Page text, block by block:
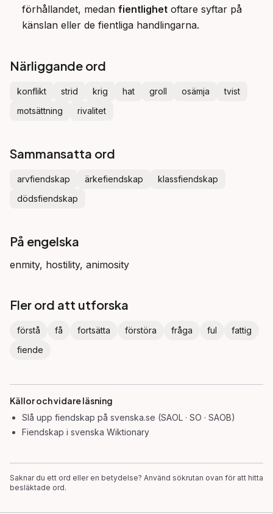
förhållandet, medan fientlighet oftare syftar på
känslan eller de fientliga handlingarna.
Närliggande ord
konflikt strid krig hat groll osämja
tvist
motsättning
rivalitet
Sammansatta ord
arvfiendskap ärkefiendskap
klassfiendskap
dödsfiendskap
På engelska
enmity, hostility, animosity
Fler ord att utforska
förstå få fortsätta förstöra fråga ful
fattig
fiende
Källor och vidare läsning
Slå upp fiendskap på svenska.se (SAOL · SO · SAOB)
Fiendskap i svenska Wiktionary
Saknar du ett ord eller en betydelse? Använd sökrutan ovan för att hitta
besläktade ord.